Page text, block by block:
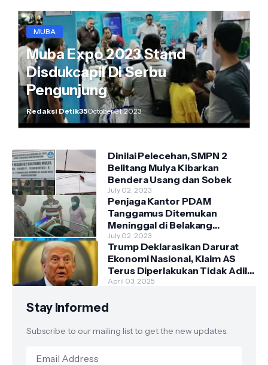
MUBA
Muba Expo 2023 Stand
Disdukcapil Di Serbu
Pengunjung
Redaksi Detik35October 31, 2023
Dinilai Pelecehan, SMPN 2
Belitang Mulya Kibarkan
Bendera Usang dan Sobek
July 02, 2023
Penjaga Kantor PDAM
Tanggamus Ditemukan
Meninggal di Belakang
Kantornya.
July 02, 2023
Trump Deklarasikan Darurat
Ekonomi Nasional, Klaim AS
Terus Diperlakukan Tidak Adil
oleh Negara Asing"
April 03, 2025
Stay Informed
Subscribe to our mailing list to get the new updates.